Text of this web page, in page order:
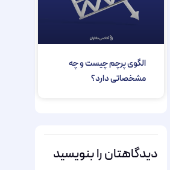
الگوی پرچم چیست و چه
مشخصاتی دارد؟
دیدگاهتان را بنویسید